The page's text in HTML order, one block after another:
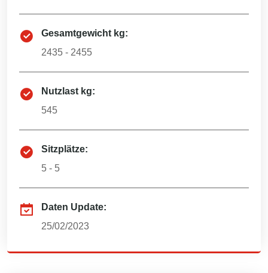
Gesamtgewicht kg:
2435 - 2455
Nutzlast kg:
545
Sitzplätze:
5 - 5
Daten Update:
25/02/2023